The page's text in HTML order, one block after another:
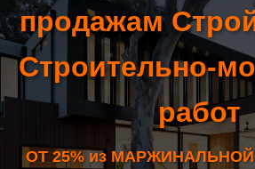
продажам
Строительно-
работ
ОТ 25% из